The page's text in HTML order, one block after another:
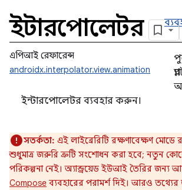
ইন্টারপোলেটর
এপিআই রেফারেন্স
androidx.interpolator.view.animation
ইন্টারপোলেটর ব্যবহার করুন।
সতর্কতা: এই লাইব্রেরিটি রক্ষণাবেক্ষণ
শুধুমাত্র জরুরি ত্রুটি সংশোধন করা হবে; নতুন
পরিকল্পনা নেই। অ্যান্ড্রয়েড ইউআই তৈরির জন্য
Compose ব্যবহারের পরামর্শ দিই। আরও তথ্যের